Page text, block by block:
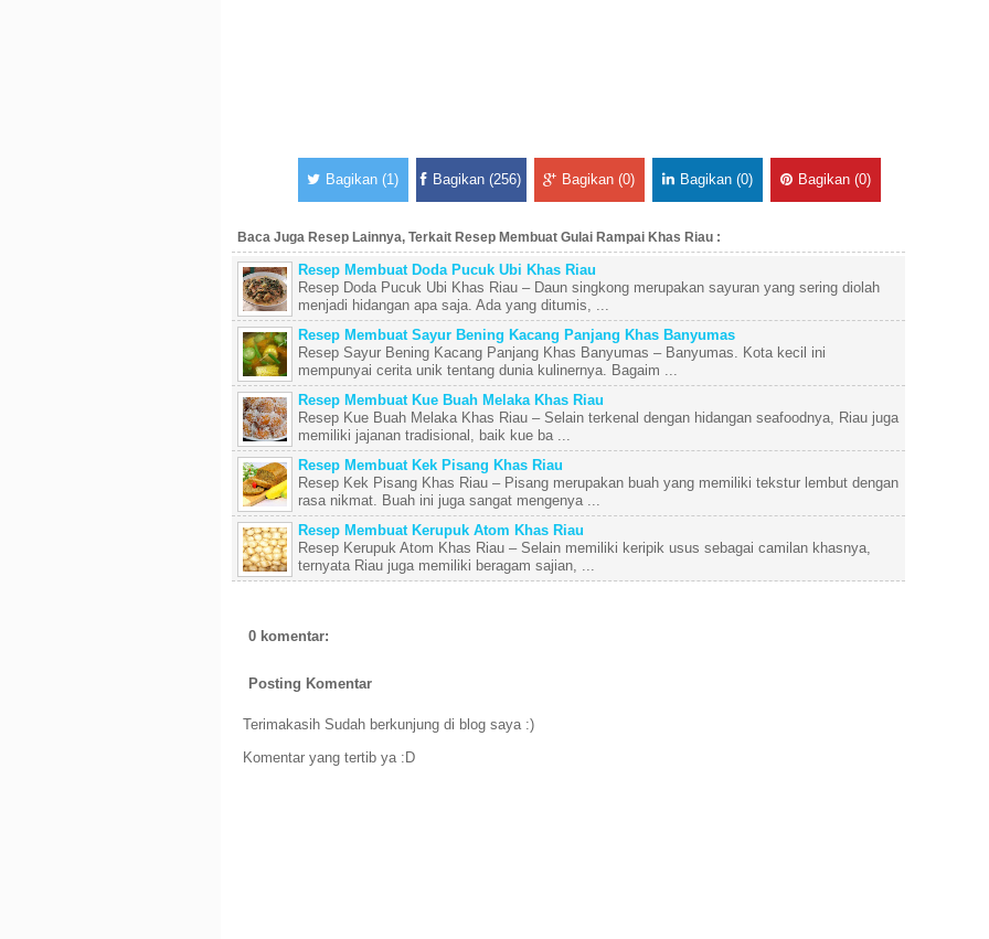
Bagikan (1) Bagikan (256) Bagikan (0) Bagikan (0) Bagikan (0)
Baca Juga Resep Lainnya, Terkait Resep Membuat Gulai Rampai Khas Riau :
Resep Membuat Doda Pucuk Ubi Khas Riau
Resep Doda Pucuk Ubi Khas Riau – Daun singkong merupakan sayuran yang sering diolah
menjadi hidangan apa saja. Ada yang ditumis, ...
Resep Membuat Sayur Bening Kacang Panjang Khas Banyumas
Resep Sayur Bening Kacang Panjang Khas Banyumas – Banyumas. Kota kecil ini
mempunyai cerita unik tentang dunia kulinernya. Bagaim ...
Resep Membuat Kue Buah Melaka Khas Riau
Resep Kue Buah Melaka Khas Riau – Selain terkenal dengan hidangan seafoodnya, Riau juga
memiliki jajanan tradisional, baik kue ba ...
Resep Membuat Kek Pisang Khas Riau
Resep Kek Pisang Khas Riau – Pisang merupakan buah yang memiliki tekstur lembut dengan
rasa nikmat. Buah ini juga sangat mengenya ...
Resep Membuat Kerupuk Atom Khas Riau
Resep Kerupuk Atom Khas Riau – Selain memiliki keripik usus sebagai camilan khasnya,
ternyata Riau juga memiliki beragam sajian, ...
0 komentar:
Posting Komentar
Terimakasih Sudah berkunjung di blog saya :)
Komentar yang tertib ya :D